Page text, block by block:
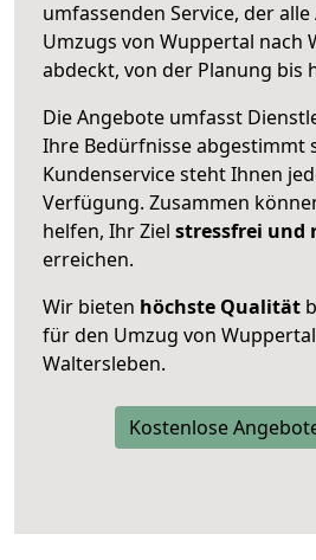
umfassenden Service, der
Umzugs von Wuppertal nach
abdeckt, von der Planung bis
Die Angebote umfasst
Ihre Bedürfnisse abgestimmt
Kundenservice steht Ihnen
Verfügung. Zusammen
helfen, Ihr Ziel stressfrei und
erreichen.
Wir bieten höchste Qualität
für den Umzug von
Waltersleben.
Kostenlose